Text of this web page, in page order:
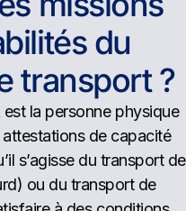
du
transport ?
est la personne physique
attestations de capacité
s’agisse du transport de
ou du transport de